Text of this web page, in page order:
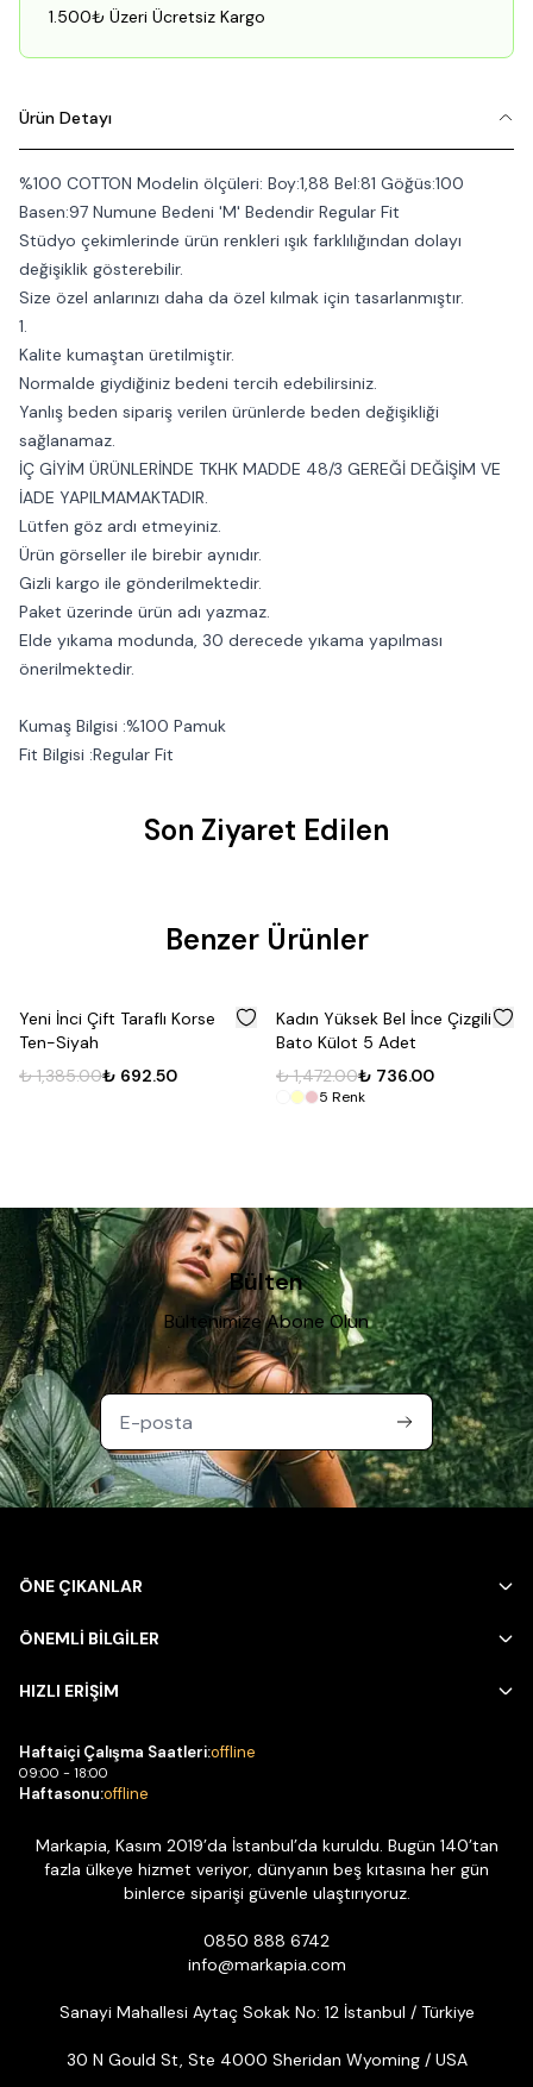
1.500₺ Üzeri Ücretsiz Kargo
Ürün Detayı
%100 COTTON Modelin ölçüleri: Boy:1,88 Bel:81 Göğüs:100
Basen:97 Numune Bedeni 'M' Bedendir Regular Fit
Stüdyo çekimlerinde ürün renkleri ışık farklılığından dolayı
değişiklik gösterebilir.
Size özel anlarınızı daha da özel kılmak için tasarlanmıştır.
1.
Kalite kumaştan üretilmiştir.
Normalde giydiğiniz bedeni tercih edebilirsiniz.
Yanlış beden sipariş verilen ürünlerde beden değişikliği
sağlanamaz.
İÇ GİYİM ÜRÜNLERİNDE TKHK MADDE 48/3 GEREĞİ DEĞİŞİM VE
İADE YAPILMAMAKTADIR.
Lütfen göz ardı etmeyiniz.
Ürün görseller ile birebir aynıdır.
Gizli kargo ile gönderilmektedir.
Paket üzerinde ürün adı yazmaz.
Elde yıkama modunda, 30 derecede yıkama yapılması
önerilmektedir.
Kumaş Bilgisi :%100 Pamuk
Fit Bilgisi :Regular Fit
Son Ziyaret Edilen
Benzer Ürünler
50
Yeni İnci Çift Taraflı Korse
Ten-Siyah
₺ 1,385.00₺ 692.50
% 50
Kadın Yüksek Bel İnce Çizgili
Bato Külot 5 Adet
₺ 1,472.00₺ 736.00
5 Renk
Bülten
Bültenimize Abone Olun
ÖNE ÇIKANLAR
ÖNEMLİ BİLGİLER
HIZLI ERİŞİM
Haftaiçi Çalışma Saatleri:offline
09:00 - 18:00
Haftasonu:offline
Markapia, Kasım 2019’da İstanbul’da kuruldu. Bugün 140’tan
fazla ülkeye hizmet veriyor, dünyanın beş kıtasına her gün
binlerce siparişi güvenle ulaştırıyoruz.
0850 888 6742
info@markapia.com
Sanayi Mahallesi Aytaç Sokak No: 12 İstanbul / Türkiye
30 N Gould St, Ste 4000 Sheridan Wyoming / USA